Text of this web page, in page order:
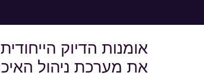
את מערכת ניהול